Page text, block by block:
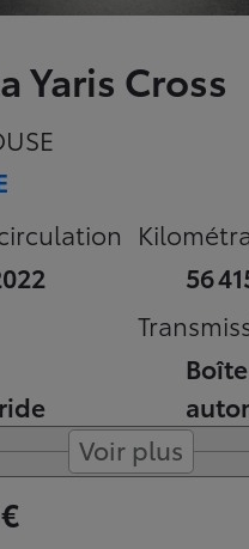
Yaris Cross
56
Boîte
Voir plus